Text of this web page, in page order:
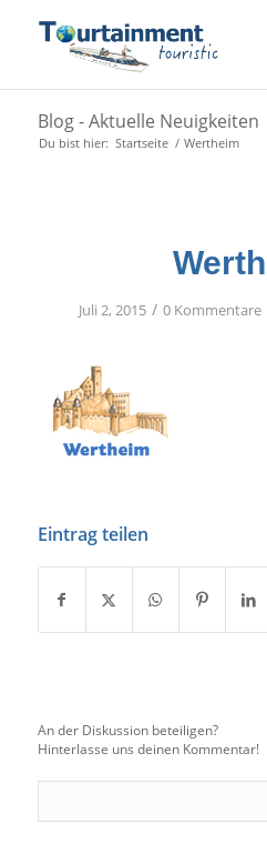
Blog - Aktuelle Neuigkeiten
Du bist hier: Startseite / Wertheim
Juli 2, 2015 / 0 Kommentare
Eintrag teilen
An der Diskussion beteiligen?
Hinterlasse uns deinen Kommentar!